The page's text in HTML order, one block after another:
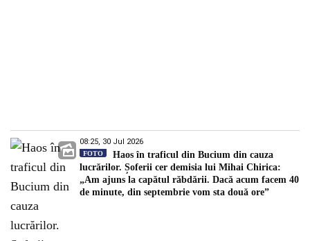
08:25, 30 Jul 2026
FOTO
Haos în traficul din Bucium din cauza
lucrărilor. Șoferii cer demisia lui Mihai Chirica:
„Am ajuns la capătul răbdării. Dacă acum facem 40
de minute, din septembrie vom sta două ore”